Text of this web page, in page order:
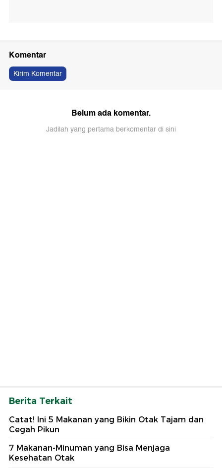
Komentar
Kirim Komentar
Belum ada komentar.
Jadilah yang pertama berkomentar di sini
Berita Terkait
Catat! Ini 5 Makanan yang Bikin Otak Tajam dan
Cegah Pikun
7 Makanan-Minuman yang Bisa Menjaga
Kesehatan Otak